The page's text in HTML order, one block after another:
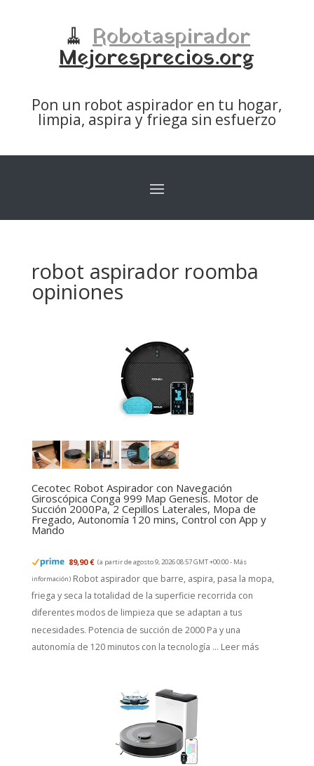
🧹 Robotaspirador
Mejoresprecios.org
Pon un robot aspirador en tu hogar,
limpia, aspira y friega sin esfuerzo
robot aspirador roomba
opiniones
Cecotec Robot Aspirador con Navegación
Giroscópica Conga 999 Map Genesis. Motor de
Succión 2000Pa, 2 Cepillos Laterales, Mopa de
Fregado, Autonomía 120 mins, Control con App y
Mando
89,90 € (a partir de agosto 9, 2026 08:57 GMT +00:00 - Más
información) Robot aspirador que barre, aspira, pasa la mopa,
friega y seca la totalidad de la superficie recorrida con
diferentes modos de limpieza que se adaptan a tus
necesidades. Potencia de succión de 2000 Pa y una
autonomía de 120 minutos con la tecnología ... Leer más